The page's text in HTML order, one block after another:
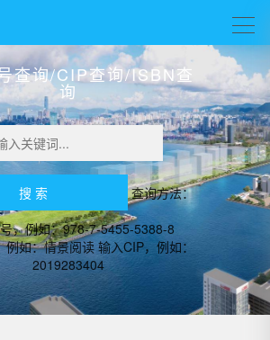
查询/CIP查询/ISBN查
询
查询方法：
，例如：978-7-5455-5388-8
例如：情景阅读 输入CIP，例如：
2019283404